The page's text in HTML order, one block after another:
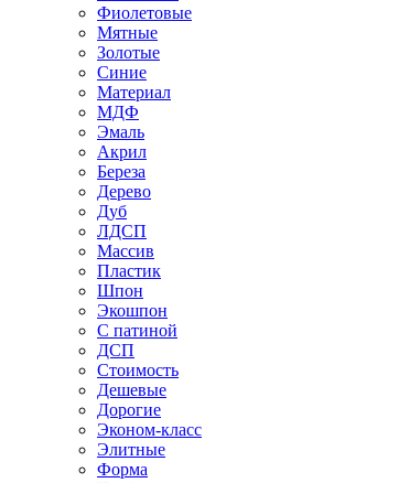
Фиолетовые
Мятные
Золотые
Синие
Материал
МДФ
Эмаль
Акрил
Береза
Дерево
Дуб
ЛДСП
Массив
Пластик
Шпон
Экошпон
С патиной
ДСП
Стоимость
Дешевые
Дорогие
Эконом-класс
Элитные
Форма